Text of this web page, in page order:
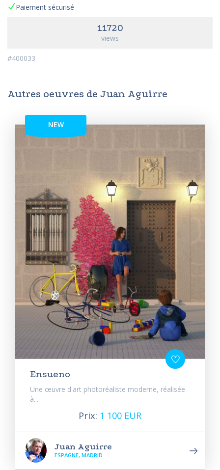
Paiement sécurisé
11720
views
#400033
Autres oeuvres de Juan Aguirre
NEW
Ensueno
Une œuvre d'art photoréaliste moderne, réalisée
à...
Prix: 1 100 EUR
Juan Aguirre
ESPAGNE, MADRID